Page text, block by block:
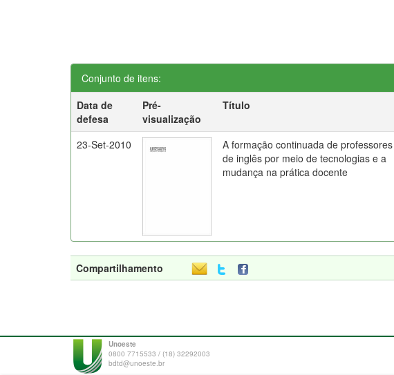
Conjunto de itens:
Data de
defesa
Pré-
visualização
Título
23-Set-2010
A formação continuada de professores
de inglês por meio de tecnologias e a
mudança na prática docente
Compartilhamento
Unoeste
0800 7715533 / (18) 32292003
bdtd@unoeste.br